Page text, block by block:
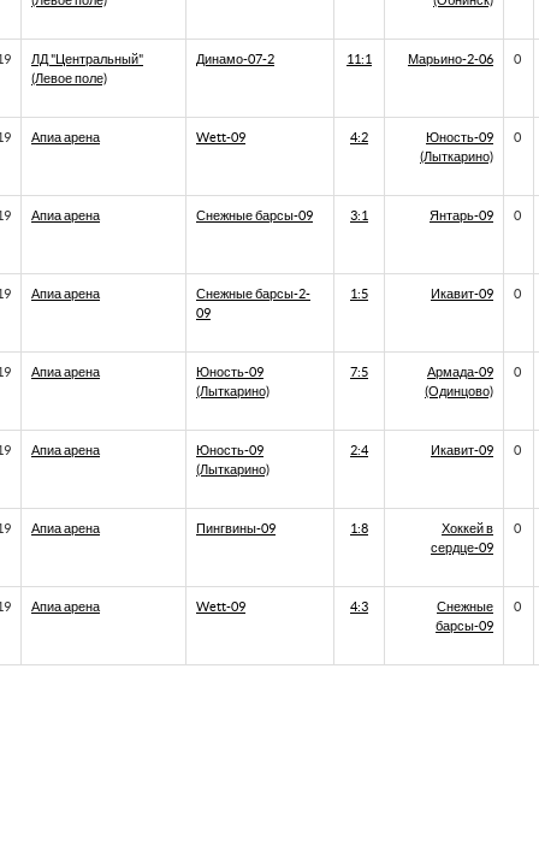
ЛД "Центральный"
(Левое поле)
Динамо-07-2 11:1 Марьино-2-06 0
Апиа арена Wett-09 4:2
Юность-09
(Лыткарино)
0
Апиа арена Снежные барсы-09 3:1 Янтарь-09 0
Апиа арена
Снежные барсы-2-
09
1:5 Икавит-09 0
Апиа арена
Юность-09
(Лыткарино)
7:5
Армада-09
(Одинцово)
0
Апиа арена
Юность-09
(Лыткарино)
2:4 Икавит-09 0
Апиа арена Пингвины-09 1:8
Хоккей в
сердце-09
0
Апиа арена Wett-09 4:3
Снежные
барсы-09
0